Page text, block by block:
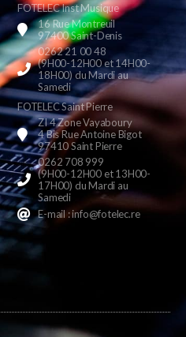
FOTELEC Inst Musique
16 Rue Montreuil
97400 Saint-Denis
0262 21 00 48
(9H00-12H00 et 14H00-
18H00) du Mardi au
Samedi
FOTELEC Saint Pierre
ZI 4 Zone Vayaboury
4 Bis Rue Antoine Bigot
97410 Saint Pierre
0262 708 999
(9H00-12H00 et 13H00-
17H00) du Mardi au
Samedi
E-mail : info@fotelec.re